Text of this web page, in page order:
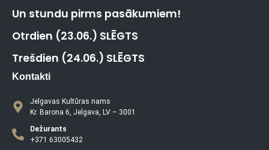
Un stundu pirms pasākumiem!
Otrdien (23.06.) SLĒGTS
Trešdien (24.06.) SLĒGTS
Kontakti
Jelgavas Kultūras nams
Kr. Barona 6, Jelgava, LV – 3001
Dežurants
+371 63005432